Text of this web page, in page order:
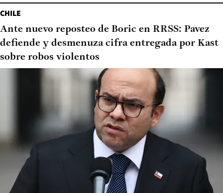
CHILE
Ante nuevo reposteo de Boric en RRSS: Pavez
defiende y desmenuza cifra entregada por Kast
sobre robos violentos